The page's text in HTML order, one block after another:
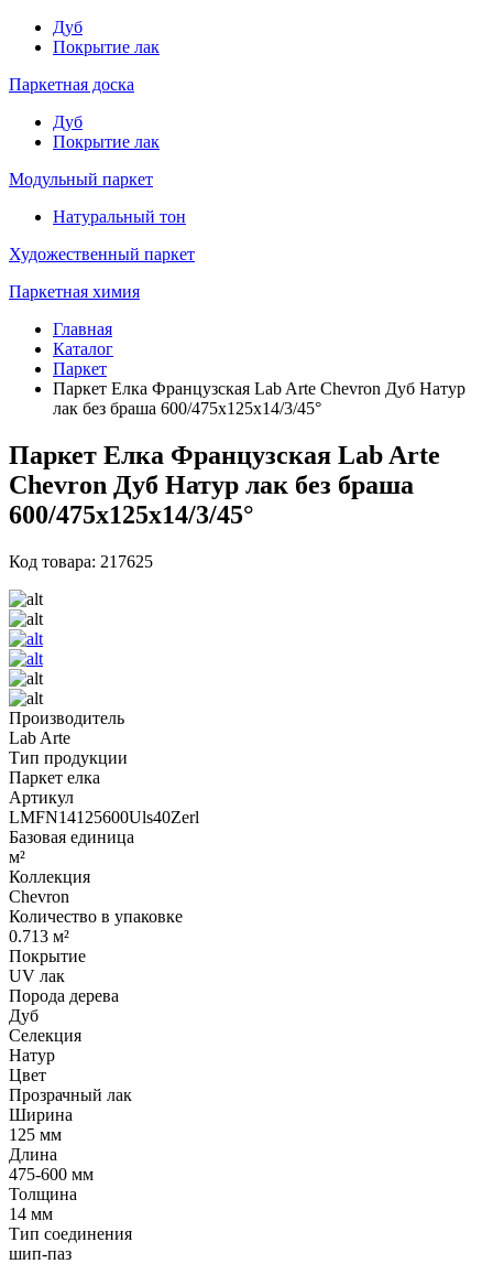
Дуб
Покрытие лак
Паркетная доска
Дуб
Покрытие лак
Модульный паркет
Натуральный тон
Художественный паркет
Паркетная химия
Главная
Каталог
Паркет
Паркет Елка Французская Lab Arte Chevron Дуб Натур
лак без браша 600/475х125х14/3/45°
Паркет Елка Французская Lab Arte
Chevron Дуб Натур лак без браша
600/475х125х14/3/45°
Код товара: 217625
Производитель
Lab Arte
Тип продукции
Паркет елка
Артикул
LMFN14125600Uls40Zerl
Базовая единица
м²
Коллекция
Chevron
Количество в упаковке
0.713 м²
Покрытие
UV лак
Порода дерева
Дуб
Селекция
Натур
Цвет
Прозрачный лак
Ширина
125 мм
Длина
475-600 мм
Толщина
14 мм
Тип соединения
шип-паз